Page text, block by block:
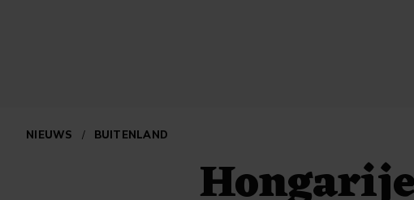
NIEUWS / BUITENLAND